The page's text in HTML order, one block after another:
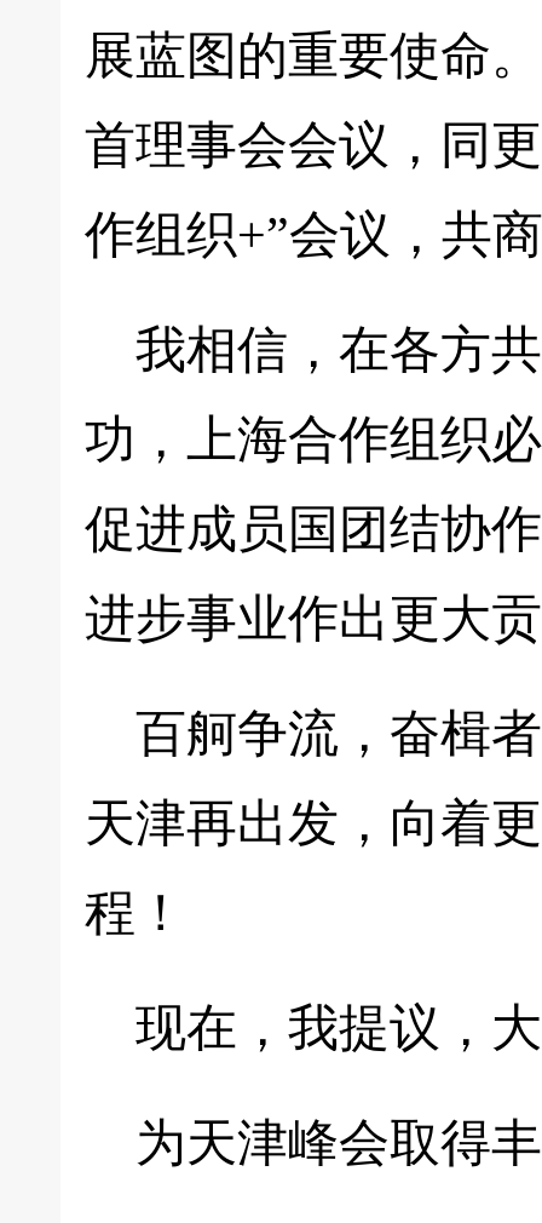
展蓝图的重要使命
首理事会会议，同
作组织+”会议，共
我相信，在各方
功，上海合作组织
促进成员国团结协
进步事业作出更大
百舸争流，奋楫
天津再出发，向着
程！
现在，我提议，
为天津峰会取得